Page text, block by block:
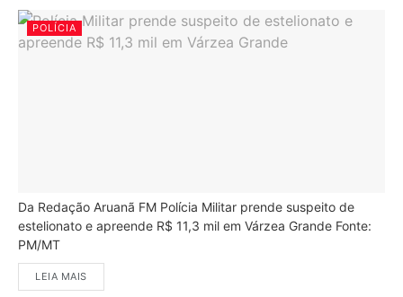
POLÍCIA
Da Redação Aruanã FM Polícia Militar prende suspeito de
estelionato e apreende R$ 11,3 mil em Várzea Grande Fonte:
PM/MT
LEIA MAIS